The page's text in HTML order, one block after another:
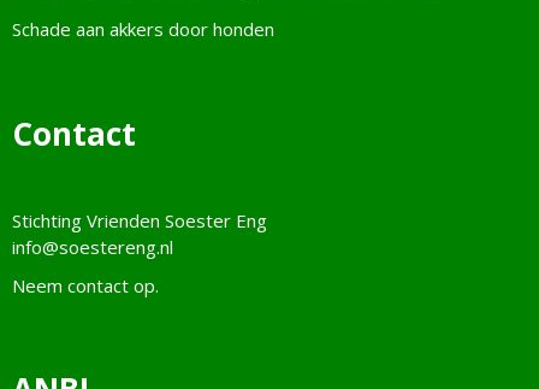
Schade aan akkers door honden
Contact
Stichting Vrienden Soester Eng
info@soestereng.nl
Neem contact op.